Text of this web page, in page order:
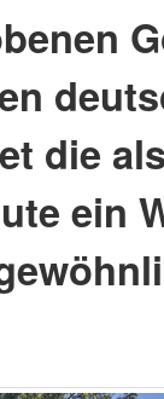
die
ein